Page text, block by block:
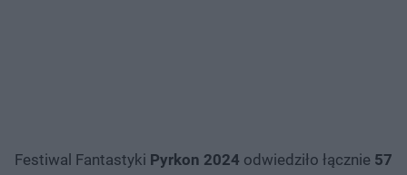
Festiwal Fantastyki Pyrkon 2024 odwiedziło łącznie 57